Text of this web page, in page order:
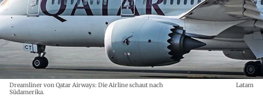
Dreamliner von Qatar Airways: Die Airline schaut nach
Südamerika.
Latam